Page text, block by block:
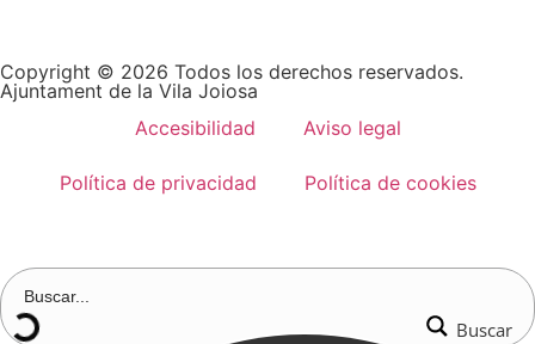
Copyright © 2026 Todos los derechos reservados.
Ajuntament de la Vila Joiosa
Accesibilidad
Aviso legal
Política de privacidad Política de cookies
Buscar